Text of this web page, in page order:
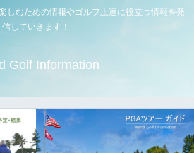
しむための情報やゴルフ上達に役立つ情報を発
信していきます！
Golf Information